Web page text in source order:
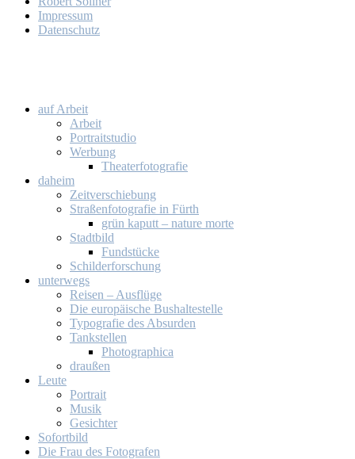
Im­pres­sum
Da­ten­schutz
auf Ar­beit
Ar­beit
Por­trait­stu­dio
Wer­bung
Thea­ter­fo­to­gra­fie
da­heim
Zeit­ver­schie­bung
Stra­ßen­fo­to­gra­fie in Fürth
grün ka­putt – na­tu­re mor­te
Stadt­bild
Fund­stü­cke
Schil­der­for­schung
un­ter­wegs
Rei­sen – Aus­flü­ge
Die eu­ro­päi­sche Bus­hal­te­stel­le
Ty­po­gra­fie des Ab­sur­den
Tank­stel­len
Pho­to­gra­phi­ca
drau­ßen
Leu­te
Por­trait
Mu­sik
Ge­sich­ter
So­fort­bild
Die Frau des Fo­to­gra­fen